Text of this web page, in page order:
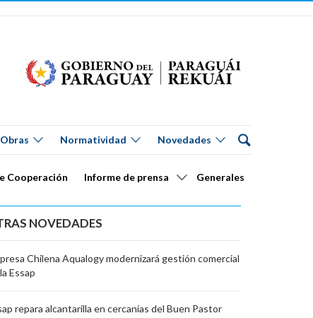
Obras Normatividad Novedades
Cooperación Informe de prensa Generales
NOVEDADES
Chilena Aqualogy modernizará gestión comercial
Essap
repara alcantarilla en cercanías del Buen Pastor